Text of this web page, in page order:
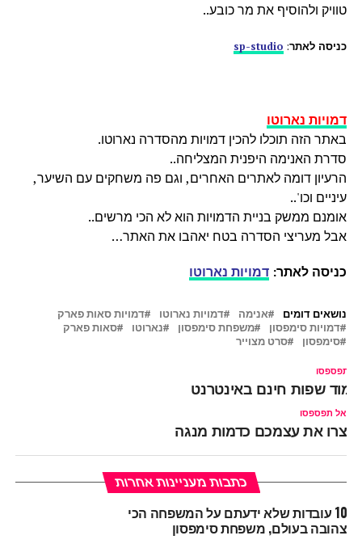
טוויק ולהוסיף את מר כובע..
כניסה לאתר:
sp-studio
דמויות נארוטו
באתר הזה תוכלו להכין דמויות מהסדרה נארוטו.
סדרת האנימה היפנית המצליחה..
הרעיון דומה לאתרים האחרים, וגם פה משחקים עם השיער,
עיניים וכו'..
אומנם ממשק בניית הדמויות הוא לא הכי מרשים..
אבל מעריצי הסדרה בטח יאהבו את האתר…
כניסה לאתר: דמויות נארוטו
נושאים דומים אנימה דמויות נארוטו
דמויות סאות פארק
דמויות סימפסון
משפחת סימפסון נארוטו
סאות פארק
סימפסון
סרט מצוייר
תפספסו
שפות חינם באינטרנט
אל תפספסו
צרו את עצמכם כדמות מנגה
כתבות מעניינות אחרות
10 עובדות שלא ידעתם על המשפחה הכי
צהובה בעולם, משפחת סימפסון